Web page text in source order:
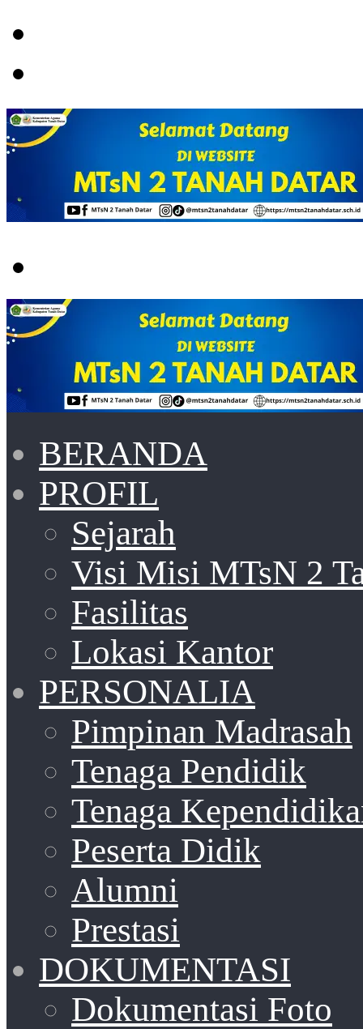
BERANDA
PROFIL
Sejarah
Visi Misi MTsN 2
Fasilitas
Lokasi Kantor
PERSONALIA
Pimpinan Madrasah
Tenaga Pendidik
Tenaga
Peserta Didik
Alumni
Prestasi
DOKUMENTASI
Dokumentasi Foto